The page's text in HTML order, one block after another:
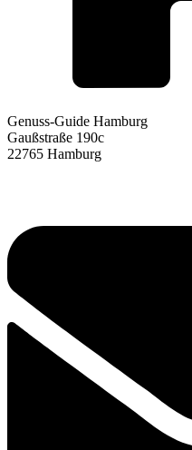
Genuss-Guide Hamburg
Gaußstraße 190c
22765 Hamburg